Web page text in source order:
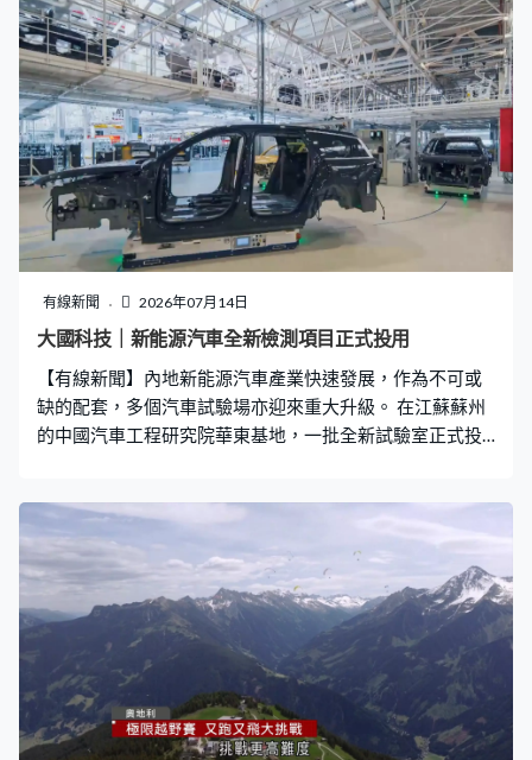
全的法律制度和執行機制的建設是一個必答題，也是一個
漸進的過程，也就是說它是一個過程，它不是說一天就完
成的動作。」
有線新聞 2026年07月14日
大國科技｜新能源汽車全新檢測項目正式投用
【有線新聞】內地新能源汽車產業快速發展，作為不可或
缺的配套，多個汽車試驗場亦迎來重大升級。 在江蘇蘇州
的中國汽車工程研究院華東基地，一批全新試驗室正式投
波暗室，是世界上少數能夠容納18米內、35噸以下各類車
型進行整車電磁兼容測試的設施。中國汽研通信與電磁技
術測評研究中心副主任劉杰：「第一個功能就是測它在複
雜電磁環境下是否能夠正常工作，第二方面就是測車輛是
否會產生一些電磁波，對我們外界的設備會產生甚麼影
響，相當於對智能網聯汽車做一個安全體檢。」 基地內還
有測試汽車音響的「耳朵會客廳」，測試頭盔風阻、降噪
能力等的風洞試驗室，以及為智能汽車「大腦」把關的車
規芯片測評實驗室。中國汽車工程研究院副總經理王紅